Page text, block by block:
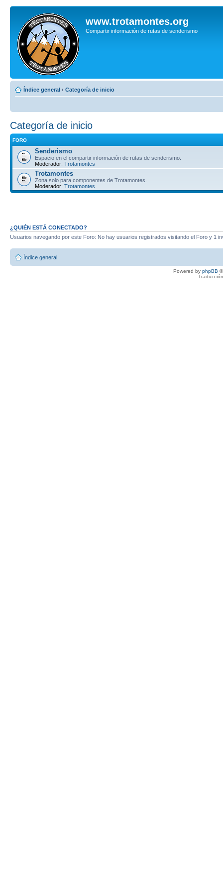
www.trotamontes.org
Compartir información de rutas de senderismo
Índice general ‹ Categoría de inicio
Categoría de inicio
FORO
Senderismo
Espacio en el compartir información de rutas de senderismo.
Moderador: Trotamontes
Trotamontes
Zona solo para componentes de Trotamontes.
Moderador: Trotamontes
¿QUIÉN ESTÁ CONECTADO?
Usuarios navegando por este Foro: No hay usuarios registrados visitando el Foro y 1
Índice general
Powered by phpBB